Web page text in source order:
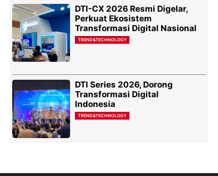
DTI-CX 2026 Resmi Digelar,
Perkuat Ekosistem
Transformasi Digital Nasional
TREND&TECHNOLOGY
DTI Series 2026, Dorong
Transformasi Digital
Indonesia
TREND&TECHNOLOGY